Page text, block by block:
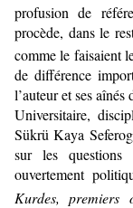
profusion de
procède, dans le
comme le faisaient
de différence
l’auteur et ses
Universitaire,
Sükrü Kaya
sur les
ouvertement
Kurdes, premiers